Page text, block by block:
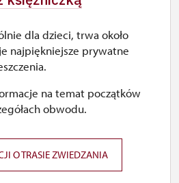
dla dzieci, trwa około
najpiękniejsze prywatne
na temat początków
obwodu.
O TRASIE ZWIEDZANIA